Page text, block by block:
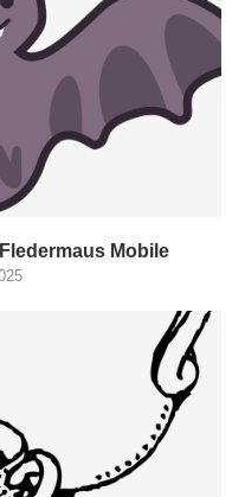
Mobile